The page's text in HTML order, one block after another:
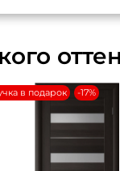
в подарок -17%